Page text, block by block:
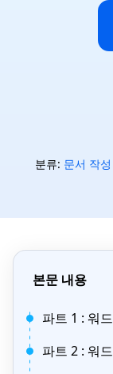
분류: 문서 작성
본문 내용
파트 1 : 워
파트 2 : 워